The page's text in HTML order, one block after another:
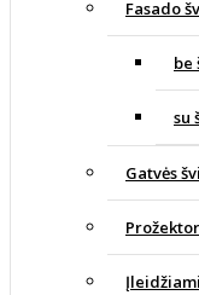
Fasado
be
su
Gatvės